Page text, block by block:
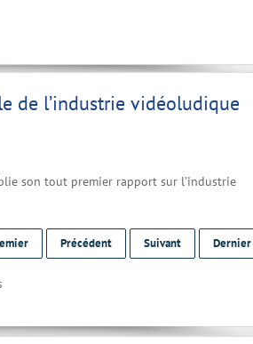
de l’industrie vidéoludique
son tout premier rapport sur l’industrie
Précédent Suivant